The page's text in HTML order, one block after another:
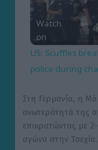
Watch
on
US: Scuffles
police during
Στη Γερμανία, η
ανωτερότητά της
επικρατώντας με
αγώνα στην Τσεχία.